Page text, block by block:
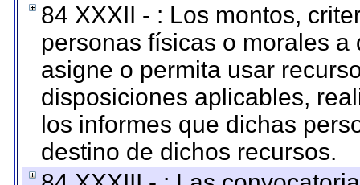
84 XXXII - : Los montos,
personas físicas o morales
asigne o permita usar
disposiciones aplicables,
los informes que dichas
destino de dichos recursos.